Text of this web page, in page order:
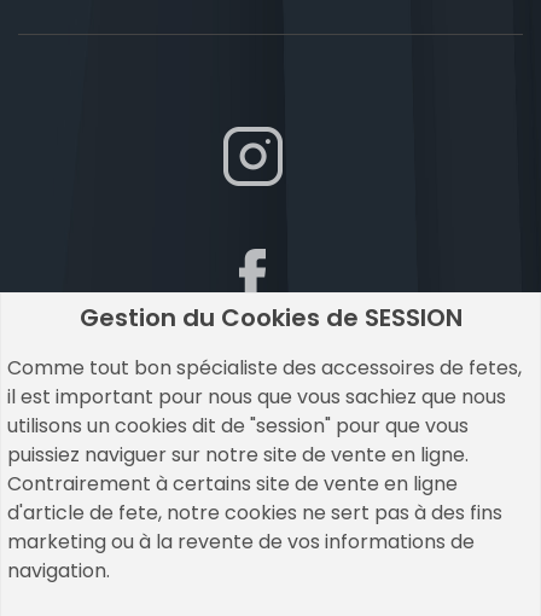
Gestion du Cookies de SESSION
Comme tout bon spécialiste des accessoires de fetes,
il est important pour nous que vous sachiez que nous
utilisons un cookies dit de "session" pour que vous
puissiez naviguer sur notre site de vente en ligne.
Contrairement à certains site de vente en ligne
d'article de fete, notre cookies ne sert pas à des fins
marketing ou à la revente de vos informations de
navigation.